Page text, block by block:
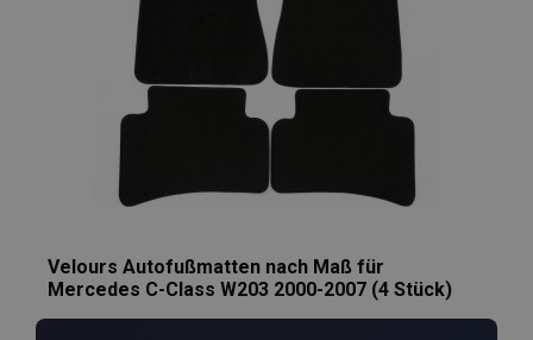
Velours Autofußmatten nach Maß für
Mercedes C-Class W203 2000-2007 (4 Stück)